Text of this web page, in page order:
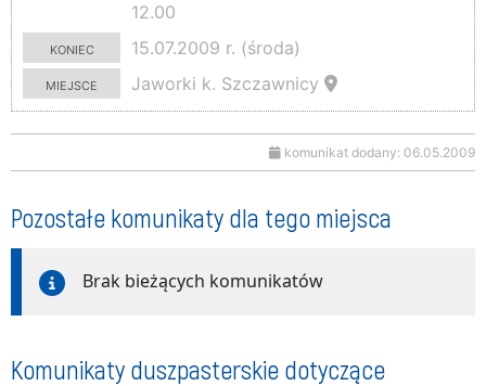
12.00
koniec
15.07.2009 r. (środa)
miejsce
Jaworki k. Szczawnicy
komunikat dodany: 06.05.2009
Pozostałe komunikaty dla tego miejsca
Brak bieżących komunikatów
Komunikaty duszpasterskie dotyczące